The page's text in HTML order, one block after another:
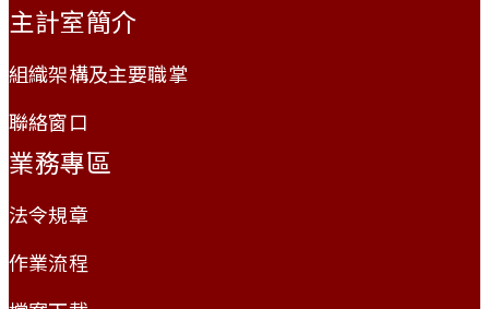
主計室簡介
組織架構及主要職掌
聯絡窗口
業務專區
法令規章
作業流程